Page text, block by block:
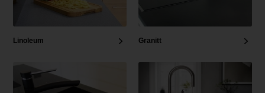
Linoleum Granitt